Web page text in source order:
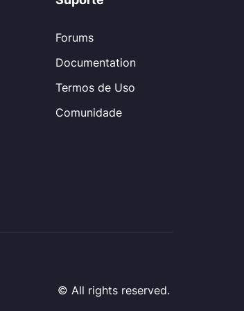
Forums
Documentation
Termos de Uso
Comunidade
© All rights reserved.